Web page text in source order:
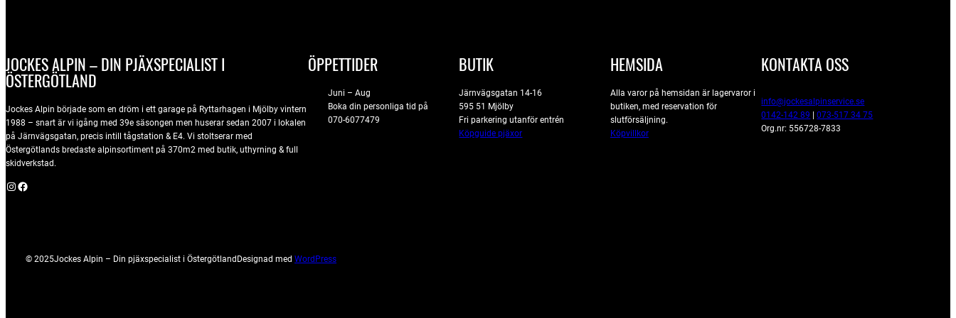
JOCKES ALPIN – DIN PJÄXSPECIALIST I
ÖSTERGÖTLAND
Jockes Alpin började som en dröm i ett garage på Ryttarhagen i Mjölby vintern
1988 – snart är vi igång med 39e säsongen men huserar sedan 2007 i lokalen
på Järnvägsgatan, precis intill tågstation & E4. Vi stoltserar med
Östergötlands bredaste alpinsortiment på 370m2 med butik, uthyrning & full
skidverkstad.
Instagram Facebook
ÖPPETTIDER
Juni – Aug
Boka din personliga tid på
070-6077479
BUTIK
Järnvägsgatan 14-16
595 51 Mjölby
Fri parkering utanför entrén
Köpguide pjäxor
HEMSIDA
Alla varor på hemsidan är lagervaror i
butiken, med reservation för
slutförsäljning.
Köpvillkor
KONTAKTA OSS
info@jockesalpinservice.se
0142-142 89 |073-517 34 75
Org.nr: 556728-7833
© 2025Jockes Alpin – Din pjäxspecialist i ÖstergötlandDesignad med WordPress